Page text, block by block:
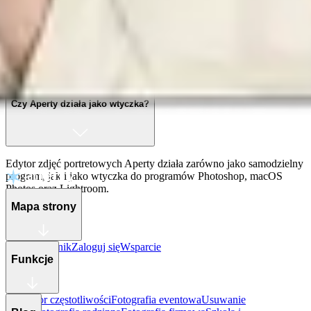
Oczywiście! Odcień skóry można z łatwością dostosować w
edytorze Aperty.
Czy Aperty działa jako wtyczka?
Edytor zdjęć portretowych Aperty działa zarówno jako samodzielny
program, jak i jako wtyczka do programów Photoshop, macOS
Photos oraz Lightroom.
Mapa strony
Zmiany CennikZaloguj sięWsparcie
Funkcje
Separator częstotliwościFotografia eventowaUsuwanie